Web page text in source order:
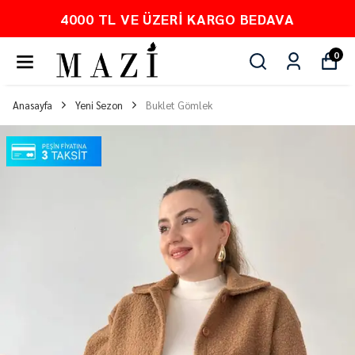
4000 TL VE ÜZERI KARGO BEDAVA
0
Anasayfa Yeni Sezon Buklet Gömlek